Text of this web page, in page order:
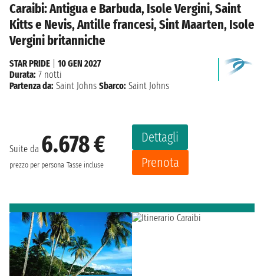
Caraibi: Antigua e Barbuda, Isole Vergini, Saint
Kitts e Nevis, Antille francesi, Sint Maarten, Isole
Vergini britanniche
Suite da 6.678 €
prezzo per persona Tasse incluse
Dettagli
Prenota
STAR PRIDE
10 GEN 2027
Durata: 7 notti
Partenza da: Saint Johns Sbarco: Saint Johns